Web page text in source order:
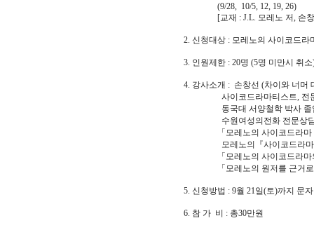
(9/28, 10/5, 12, 19, 26)
[교재 : J.L. 모레노 저, 손창선·
2. 신청대상 : 모레노의 사이코드
3. 인원제한 : 20명 (5명 미만시 취
4. 강사소개 : 손창선 (차이
사이코드라마티스트, 전문예
동국대 서양철학 박사 졸업,
수원여성의전화 전문상담위
「모레노의 사이코드라마 치
모레노의『사이코드라마
「모레노의 사이코드라마의
「모레노의 원저를 근거로 한
5. 신청방법 : 9월 21일(토)까지 문
6. 참 가 비 : 총30만원